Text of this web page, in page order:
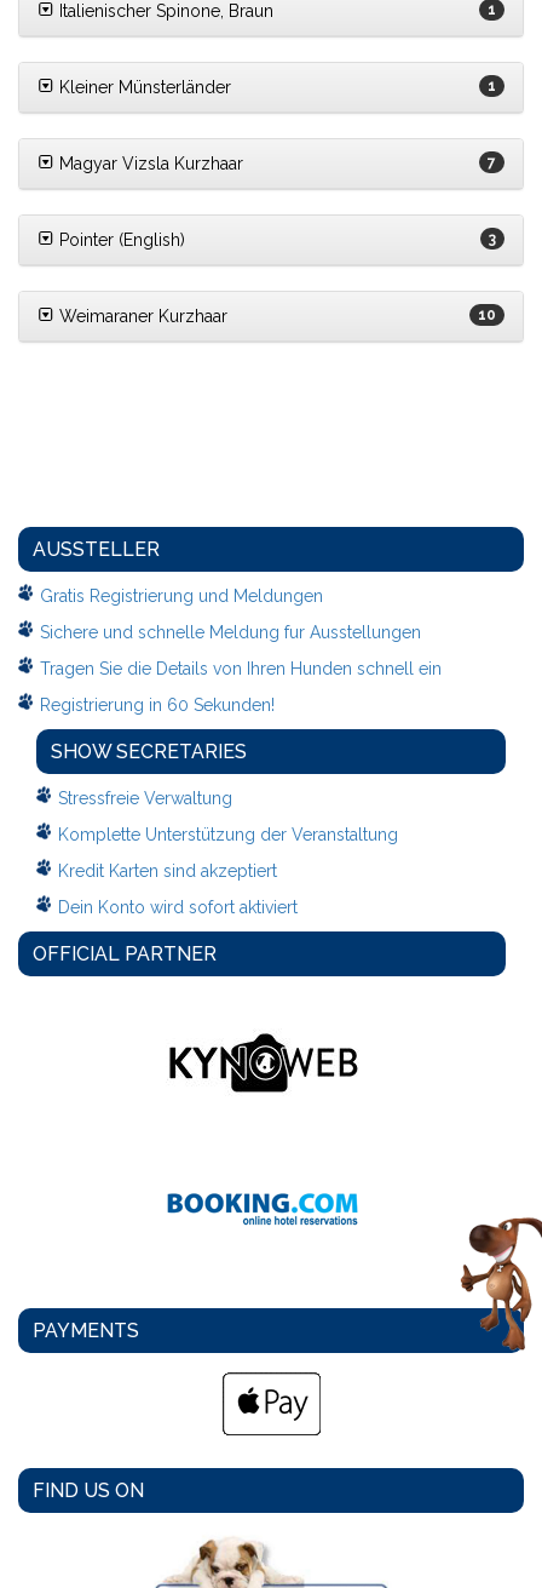
Italienischer Spinone, Braun 1
Kleiner Münsterländer 1
Magyar Vizsla Kurzhaar 7
Pointer (English) 3
Weimaraner Kurzhaar 10
AUSSTELLER
Gratis Registrierung und Meldungen
Sichere und schnelle Meldung fur Ausstellungen
Tragen Sie die Details von Ihren Hunden schnell ein
Registrierung in 60 Sekunden!
SHOW SECRETARIES
Stressfreie Verwaltung
Komplette Unterstützung der Veranstaltung
Kredit Karten sind akzeptiert
Dein Konto wird sofort aktiviert
OFFICIAL PARTNER
PAYMENTS
FIND US ON